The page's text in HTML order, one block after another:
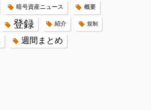
暗号資産ニュース 概要
登録 紹介 規制
週間まとめ